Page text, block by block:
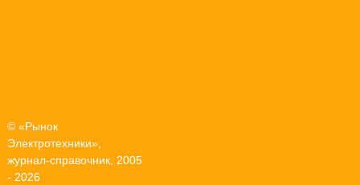
© «Рынок
Электротехники»,
журнал-справочник, 2005
- 2026